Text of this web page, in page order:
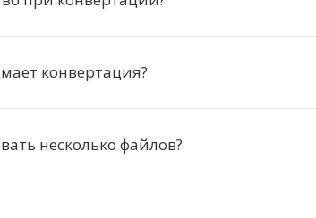
конвертация?
несколько файлов?